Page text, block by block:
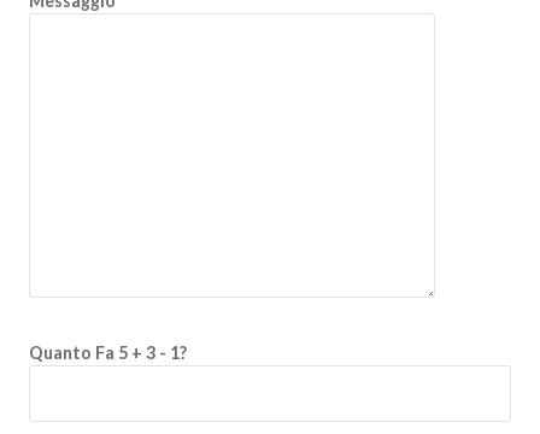
Quanto Fa 5 + 3 - 1?